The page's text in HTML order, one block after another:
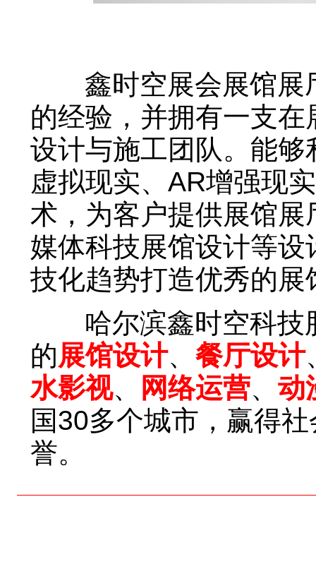
鑫时空展会展馆展
的经验，并拥有一支
设计与施工团队。能
虚拟现实、AR增强现
术，为客户提供展馆
媒体科技展馆设计等
技化趋势打造优秀的展
哈尔滨鑫时空科技
的展馆设计、 餐厅设计
水影视、 网络运营、 动
国30多个城市，赢得
誉。